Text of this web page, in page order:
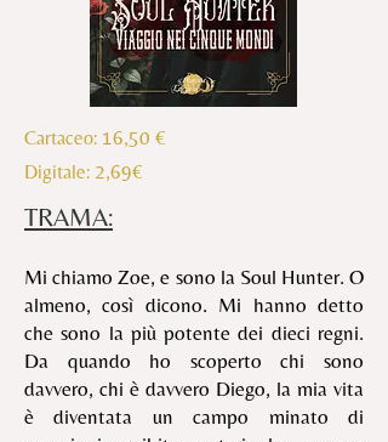
Cartaceo: 16,50 €
Digitale: 2,69€
TRAMA:
Mi chiamo Zoe, e sono la Soul Hunter. O
almeno, così dicono. Mi hanno detto
che sono la più potente dei dieci regni.
Da quando ho scoperto chi sono
davvero, chi è davvero Diego, la mia vita
è diventata un campo minato di